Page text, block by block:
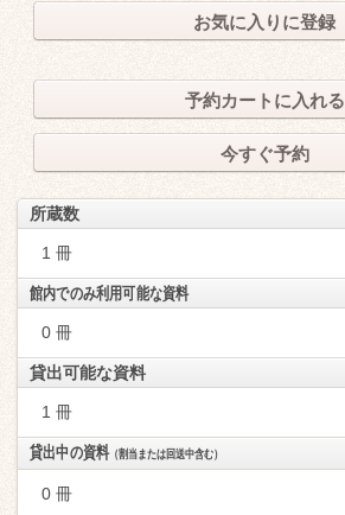
お気に入りに登録
予約カートに入れる
今すぐ予約
所蔵数
1 冊
館内でのみ利用可能な資料
0 冊
貸出可能な資料
1 冊
貸出中の資料（割当または回送中含む）
0 冊